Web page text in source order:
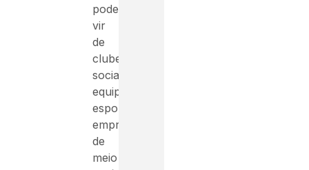
podem
vir
de
clubes
sociais,
equipes
esportivas,
empregos
de
meio